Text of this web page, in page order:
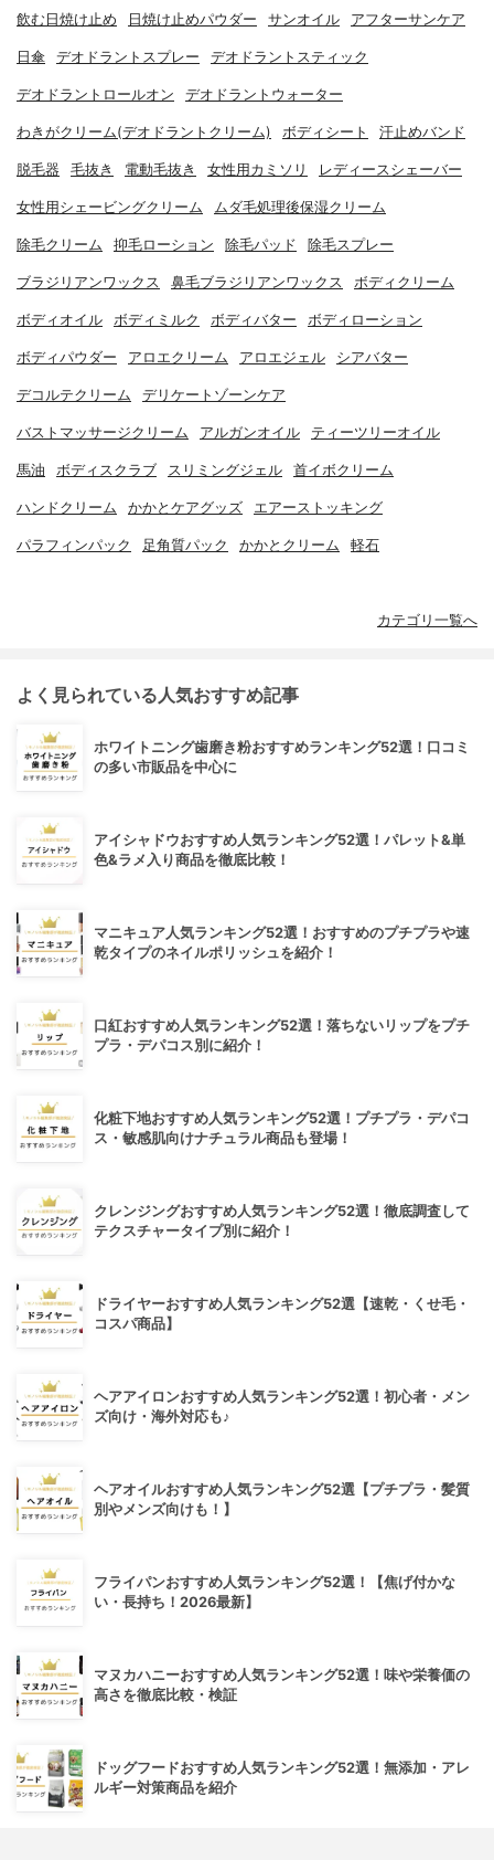
飲む日焼け止め 日焼け止めパウダー サンオイル アフターサンケア
日傘 デオドラントスプレー デオドラントスティック
デオドラントロールオン デオドラントウォーター
わきがクリーム(デオドラントクリーム) ボディシート 汗止めバンド
脱毛器 毛抜き 電動毛抜き 女性用カミソリ レディースシェーバー
女性用シェービングクリーム ムダ毛処理後保湿クリーム
除毛クリーム 抑毛ローション 除毛パッド 除毛スプレー
ブラジリアンワックス 鼻毛ブラジリアンワックス ボディクリーム
ボディオイル ボディミルク ボディバター ボディローション
ボディパウダー アロエクリーム アロエジェル シアバター
デコルテクリーム デリケートゾーンケア
バストマッサージクリーム アルガンオイル ティーツリーオイル
馬油 ボディスクラブ スリミングジェル 首イボクリーム
ハンドクリーム かかとケアグッズ エアーストッキング
パラフィンパック 足角質パック かかとクリーム 軽石
カテゴリ一覧へ
よく見られている人気おすすめ記事
ホワイトニング歯磨き粉おすすめランキング52選！口コミ
の多い市販品を中心に
アイシャドウおすすめ人気ランキング52選！パレット&単
色&ラメ入り商品を徹底比較！
マニキュア人気ランキング52選！おすすめのプチプラや速
乾タイプのネイルポリッシュを紹介！
口紅おすすめ人気ランキング52選！落ちないリップをプチ
プラ・デパコス別に紹介！
化粧下地おすすめ人気ランキング52選！プチプラ・デパコ
ス・敏感肌向けナチュラル商品も登場！
クレンジングおすすめ人気ランキング52選！徹底調査して
テクスチャータイプ別に紹介！
ドライヤーおすすめ人気ランキング52選【速乾・くせ毛・
コスパ商品】
ヘアアイロンおすすめ人気ランキング52選！初心者・メン
ズ向け・海外対応も♪
ヘアオイルおすすめ人気ランキング52選【プチプラ・髪質
別やメンズ向けも！】
フライパンおすすめ人気ランキング52選！【焦げ付かな
い・長持ち！2026最新】
マヌカハニーおすすめ人気ランキング52選！味や栄養価の
高さを徹底比較・検証
ドッグフードおすすめ人気ランキング52選！無添加・アレ
ルギー対策商品を紹介